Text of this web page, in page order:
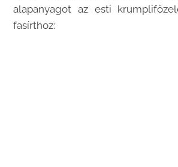
alapanyagot az esti
fasírthoz: